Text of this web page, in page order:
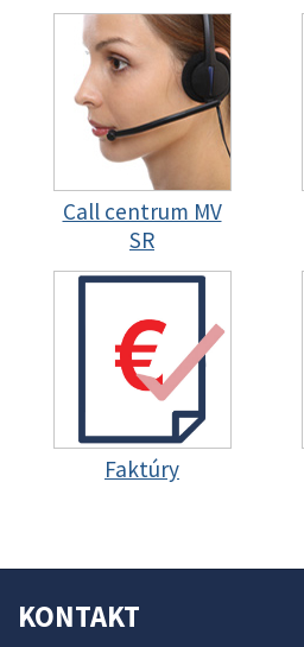
Call centrum MV
SR
Faktúry
KONTAKT